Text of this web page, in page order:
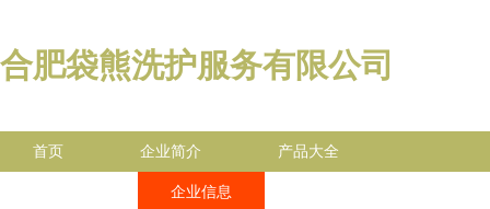
合肥袋熊洗护服务有限公司
首页 企业简介 产品大全
企业信息